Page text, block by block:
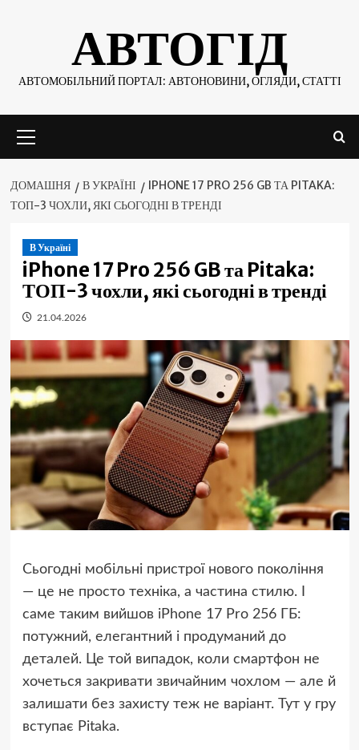
АВТОГІД
АВТОМОБІЛЬНИЙ ПОРТАЛ: АВТОНОВИНИ, ОГЛЯДИ, СТАТТІ
меню
ДОМАШНЯ В УКРАЇНІ
IPHONE 17 PRO 256 GB ТА PITAKA:
ТОП-3 ЧОХЛИ, ЯКІ СЬОГОДНІ В ТРЕНДІ
В Україні
iPhone 17 Pro 256 GB та Pitaka:
ТОП-3 чохли, які сьогодні в тренді
21.04.2026
Сьогодні мобільні пристрої нового покоління
— це не просто техніка, а частина стилю. І
саме таким вийшов iPhone 17 Pro 256 ГБ:
потужний, елегантний і продуманий до
деталей. Це той випадок, коли смартфон не
хочеться закривати звичайним чохлом — але й
залишати без захисту теж не варіант. Тут у гру
вступає Pitaka.